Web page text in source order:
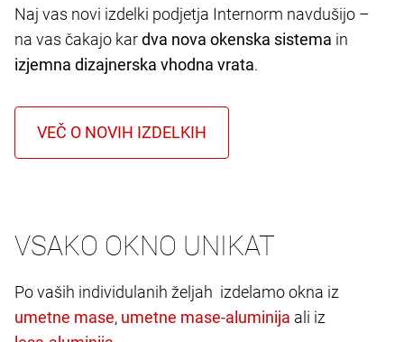
Naj vas novi izdelki podjetja Internorm navdušijo –
na vas čakajo kardva nova okenska sistema in
izjemna dizajnerska vhodna vrata.
VSAKO OKNO UNIKAT
Po vaših individulanih željah izdelamo okna iz
,
ali iz